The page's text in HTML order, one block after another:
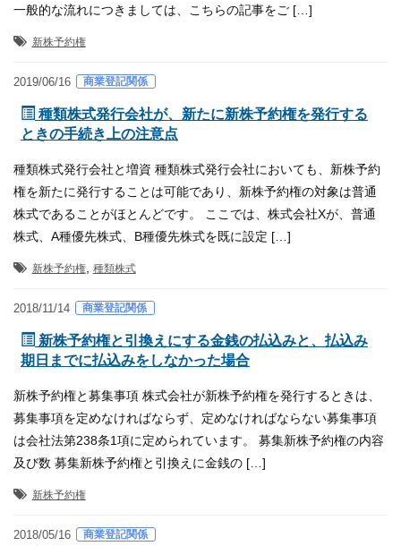
一般的な流れにつきましては、こちらの記事をご […]
新株予約権
2019/06/16 商業登記関係
種類株式発行会社が、新たに新株予約権を発行する
ときの手続き上の注意点
種類株式発行会社と増資 種類株式発行会社においても、新株予約
権を新たに発行することは可能であり、新株予約権の対象は普通
株式であることがほとんどです。 ここでは、株式会社Xが、普通
株式、A種優先株式、B種優先株式を既に設定 […]
新株予約権, 種類株式
2018/11/14 商業登記関係
新株予約権と引換えにする金銭の払込みと、払込み
期日までに払込みをしなかった場合
新株予約権と募集事項 株式会社が新株予約権を発行するときは、
募集事項を定めなければならず、定めなければならない募集事項
は会社法第238条1項に定められています。 募集新株予約権の内容
及び数 募集新株予約権と引換えに金銭の […]
新株予約権
2018/05/16 商業登記関係